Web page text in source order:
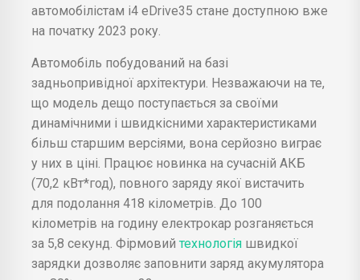
автомобілістам i4 eDrive35 стане доступною вже
на початку 2023 року.
Автомобіль побудований на базі
задньопривідної архітектури. Незважаючи на те,
що модель дещо поступається за своїми
динамічними і швидкісними характеристиками
більш старшим версіями, вона серйозно виграє
у них в ціні. Працює новинка на сучасній АКБ
(70,2 кВт*год), повного заряду якої вистачить
для подолання 418 кілометрів. До 100
кілометрів на годину електрокар розганяється
за 5,8 секунд. Фірмовий технологія швидкої
зарядки дозволяє заповнити заряд акумулятора